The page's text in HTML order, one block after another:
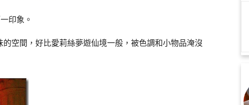
印象。
空間，好比愛莉絲夢遊仙境一般，被色調和小物品淹沒